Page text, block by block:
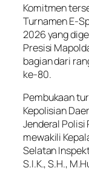
Komitmen
Turnamen E-
2026 yang
Presisi
bagian dari
ke-80.
Pembukaan
Kepolisian
Jenderal Polisi
mewakili
Selatan
S.I.K., S.H.,